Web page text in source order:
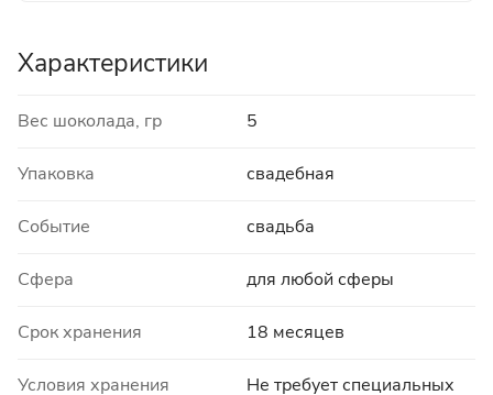
Характеристики
Вес шоколада, гр 5
Упаковка свадебная
Событие свадьба
Сфера для любой сферы
Срок хранения 18 месяцев
Условия хранения Не требует специальных